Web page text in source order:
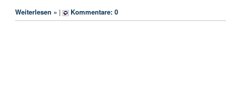
Weiterlesen » | Kommentare: 0